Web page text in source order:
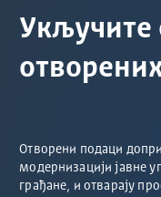
Укључите
Отворени подаци
модернизацији јавне
грађане, и отварају